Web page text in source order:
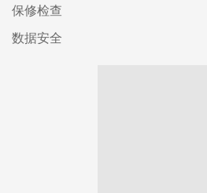
保修检查
数据安全